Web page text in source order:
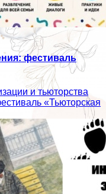
фестиваль
и тьюторства
«Тьюторская